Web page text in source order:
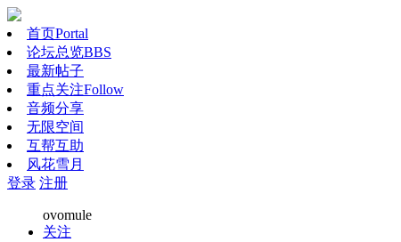
首页Portal
论坛总览BBS
最新帖子
重点关注Follow
音频分享
无限空间
互帮互助
风花雪月
登录 注册
ovomule
关注